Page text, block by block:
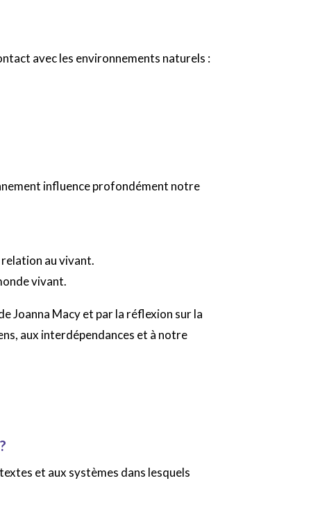
avec les environnements naturels :
influence profondément notre
au vivant.
vivant.
Joanna Macy et par la réflexion sur la
aux interdépendances et à notre
et aux systèmes dans lesquels